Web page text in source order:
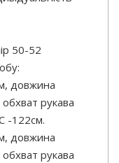
50-52
довжина
рукава
-122см.
довжина
рукава